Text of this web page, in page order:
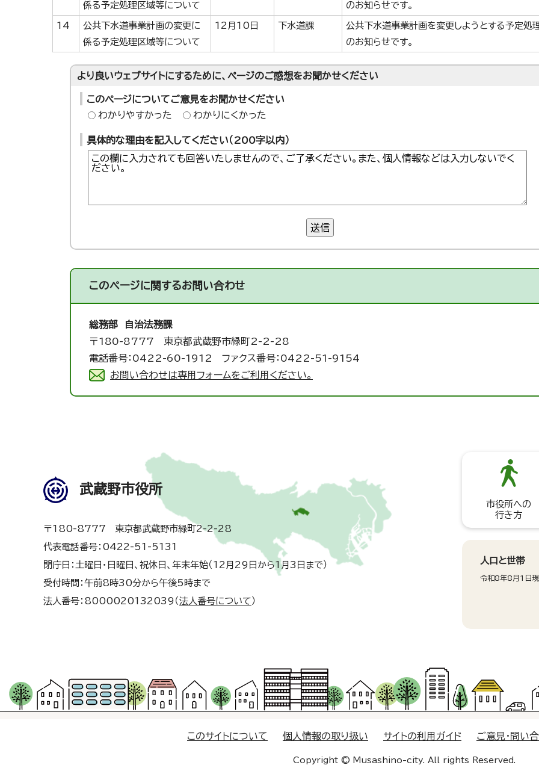
係る予定処理区域等について
のお知らせです。
14
公共下水道事業計画の変更に
係る予定処理区域等について
12月10日 下水道課
公共下水道事業計画を変更しようとする予定処
のお知らせです。
より良いウェブサイトにするために、ページのご感想をお聞かせください
このページについてご意見をお聞かせください
わかりやすかった
わかりにくかった
具体的な理由を記入してください（200字以内）
送信
このページに関するお問い合わせ
総務部 自治法務課
〒180-8777 東京都武蔵野市緑町2-2-28
電話番号：0422-60-1912 ファクス番号：0422-51-9154
お問い合わせは専用フォームをご利用ください。
武蔵野市役所
〒180-8777 東京都武蔵野市緑町2-2-28
代表電話番号：0422-51-5131
閉庁日：土曜日・日曜日、祝休日、年末年始（12月29日から1月3日まで）
受付時間：午前8時30分から午後5時まで
法人番号：8000020132039（ 法人番号について ）
市役所への
行き方
人口と世帯
令和8年8月1日
このサイトについて 個人情報の取り扱い サイトの利用ガイド ご意見・問い
Copyright © Musashino-city. All rights Reserved.